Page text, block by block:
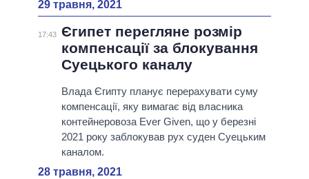
29 травня, 2021
17:43 Єгипет перегляне розмір
компенсації за блокування
Суецького каналу
Влада Єгипту планує перерахувати суму
компенсації, яку вимагає від власника
контейнеровоза Ever Given, що у березні
2021 року заблокував рух суден Суецьким
каналом.
28 травня, 2021